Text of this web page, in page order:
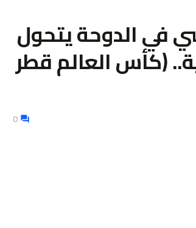
في الدوحة يتحول
(كأس العالم قطر
0